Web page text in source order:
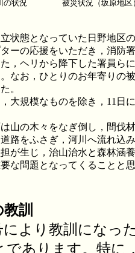
の状況 被災状況（坂原地区
状態となっていた日野地区
ーの応援をいただき，消防
，ヘリから降下した署員ら
なお，ひとりのお年寄りの
。
大規模なものを除き，11日
山の木々をなぎ倒し，間伐
路をふさぎ，河川へ流れ込
が生じ，治山治水と森林涵
な問題となってくることと
訓
より教訓になっ
であります。特に